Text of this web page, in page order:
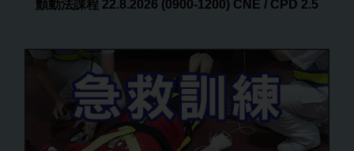
顫動法課程 22.8.2026 (0900-1200) CNE / CPD 2.5